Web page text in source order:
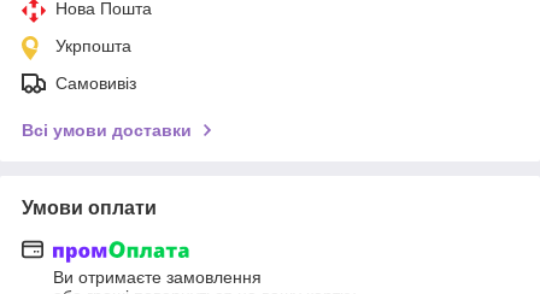
Нова Пошта
Укрпошта
Самовивіз
Всі умови доставки
Умови оплати
Ви отримаєте замовлення